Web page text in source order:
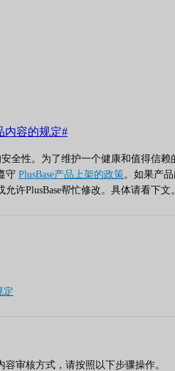
内容的规定#
安全性。为了维护一个健康和值得信赖
守 PlusBase产品上架的政策。如果产
许PlusBase帮忙修改。具体请看下文
定
审核方式，请按照以下步骤操作。